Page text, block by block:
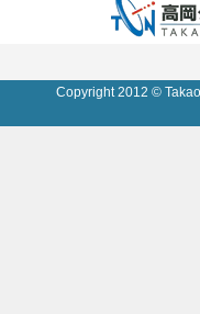
Copyright 2012 ©